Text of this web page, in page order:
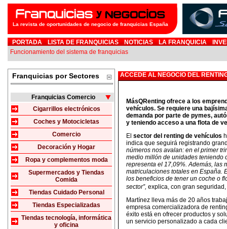
La revista de oportunidades de negocio de franquicias España
PORTADA LISTA DE FRANQUICIAS NOTICIAS LA FRANQUICIA
Funcionamiento del sistema de franquicias
Franquicias por Sectores
Franquicias Comercio
Cigarrillos electrónicos
Coches y Motocicletas
Comercio
Decoración y Hogar
Ropa y complementos moda
Supermercados y Tiendas
Comida
Tiendas Cuidado Personal
Tiendas Especializadas
Tiendas tecnología, informática
y oficina
ACCEDE AL NEGOCIO DEL
MásQRenting ofrece a los
vehículos. Se requiere una
demanda por parte de pymes,
y teniendo acceso a una flota de
El sector del renting de vehículos
indica que seguirá registrando
números nos avalan: en el primer
medio millón de unidades teniendo
representa el 17,09%. Además, las
matriculaciones totales en España.
los beneficios de tener un coche o
sector”, explica, con gran
Martínez lleva más de 20 años
empresa comercializadora de
éxito está en ofrecer productos y
un servicio personalizado a cada